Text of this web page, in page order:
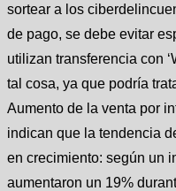
sortear a los
de pago, se debe evitar
utilizan transferencia con
tal cosa, ya que podría
Aumento de la venta por
indican que la tendencia
en crecimiento: según un
aumentaron un 19%